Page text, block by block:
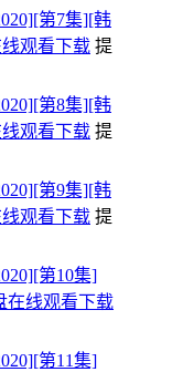
第7集][韩
观看下载 提
第8集][韩
观看下载 提
第9集][韩
观看下载 提
第10集]
在线观看下载
第11集]